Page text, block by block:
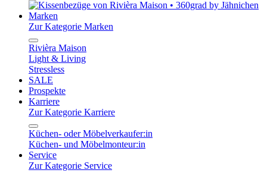
Marken
Zur Kategorie Marken
Rivièra Maison
Light & Living
Stressless
SALE
Prospekte
Karriere
Zur Kategorie Karriere
Küchen- oder Möbelverkaufer:in
Küchen- und Möbelmonteur:in
Service
Zur Kategorie Service